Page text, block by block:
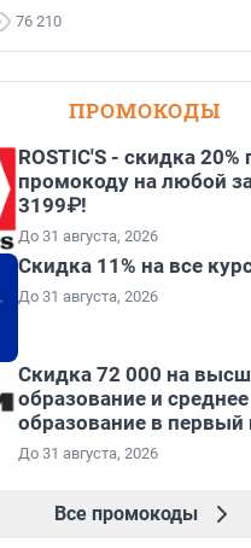
76 210
ПРОМОКОДЫ
ROSTIC'S - скидка 20%
промокоду на любой
3199₽!
До 31 августа, 2026
Скидка 11% на все
До 31 августа, 2026
Скидка 72 000 на
образование и
образование в первый
До 31 августа, 2026
Все промокоды